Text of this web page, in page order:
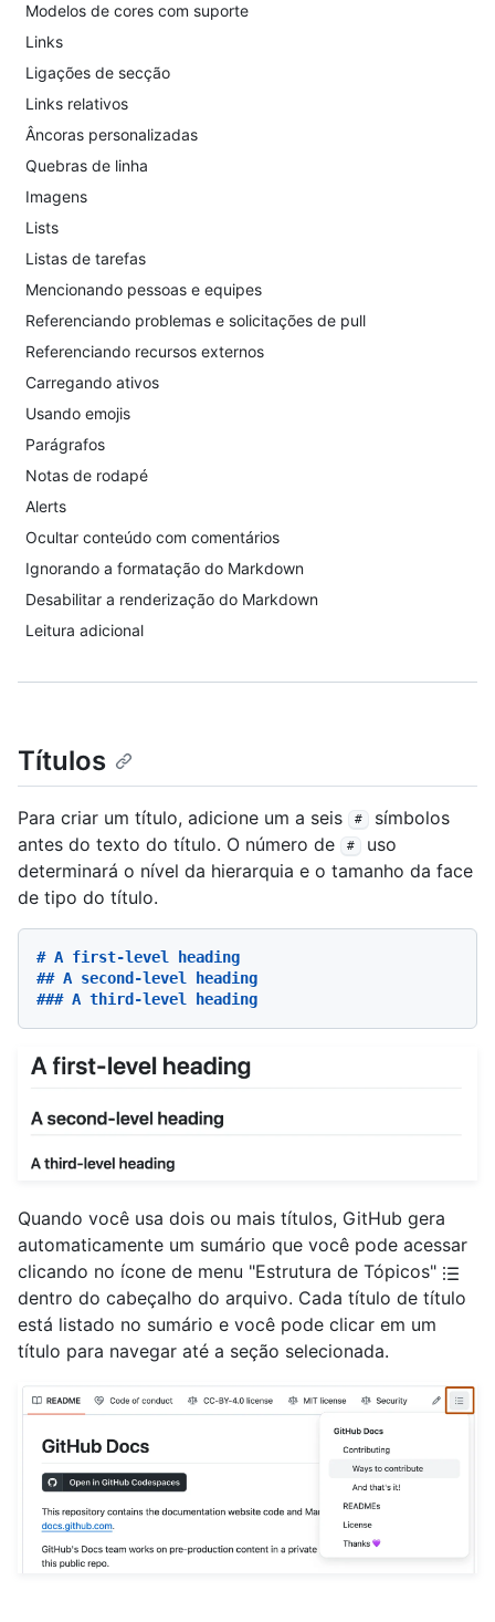
Modelos de cores com suporte
Links
Ligações de secção
Links relativos
Âncoras personalizadas
Quebras de linha
Imagens
Lists
Listas de tarefas
Mencionando pessoas e equipes
Referenciando problemas e solicitações de pull
Referenciando recursos externos
Carregando ativos
Usando emojis
Parágrafos
Notas de rodapé
Alerts
Ocultar conteúdo com comentários
Ignorando a formatação do Markdown
Desabilitar a renderização do Markdown
Leitura adicional
Títulos
Para criar um título, adicione um a seis #
símbolos
antes do texto do título. O número de
#
uso
determinará o nível da hierarquia e o tamanho da face
de tipo do título.
# A first-level heading
## A second-level heading
### A third-level heading
Quando você usa dois ou mais títulos, GitHub gera
automaticamente um sumário que você pode acessar
clicando no ícone de menu "Estrutura de Tópicos"
dentro do cabeçalho do arquivo. Cada título de título
está listado no sumário e você pode clicar em um
título para navegar até a seção selecionada.